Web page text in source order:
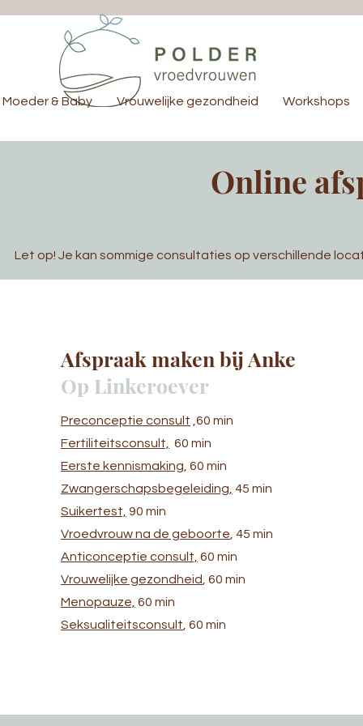
Moeder & Baby Vrouwelijke gezondheid Workshops
Online
Let op! Je kan sommige consultaties op verschillende
Afspraak maken bij Anke
Op Linkeroever
Preconceptie consult ,60 min
Fertiliteitsconsult,
60 min
Eerste kennismaking , 60 min
Zwangerschapsbegeleiding, 45 min
Suikertest, 90 min
Vroedvrouw na de geboorte , 45 min
Anticonceptie consult, 60 min
Vrouwelijke gezondheid , 60 min
Menopauze, 60 min
Seksualiteitsconsult , 60 min